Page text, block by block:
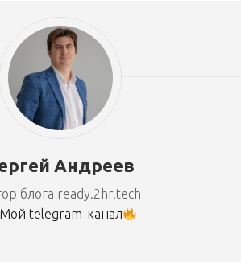
Андреев
блога ready.2hr.tech
Мой telegram-канал